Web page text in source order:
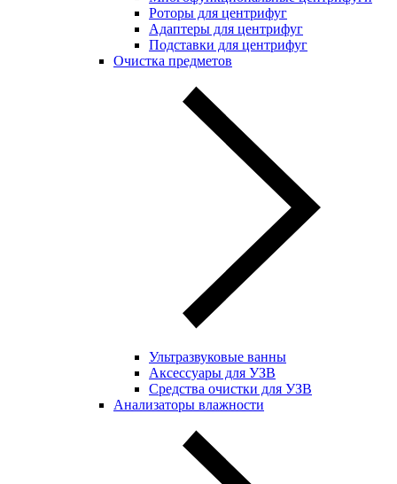
Роторы для центрифуг
Адаптеры для центрифуг
Подставки для центрифуг
Очистка предметов
Ультразвуковые ванны
Аксессуары для УЗВ
Средства очистки для УЗВ
Анализаторы влажности